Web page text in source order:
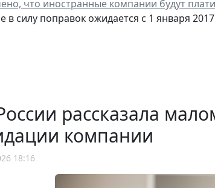
что иностранные компании будут
в силу поправок ожидается с 1 января
рассказала
компании
18:16